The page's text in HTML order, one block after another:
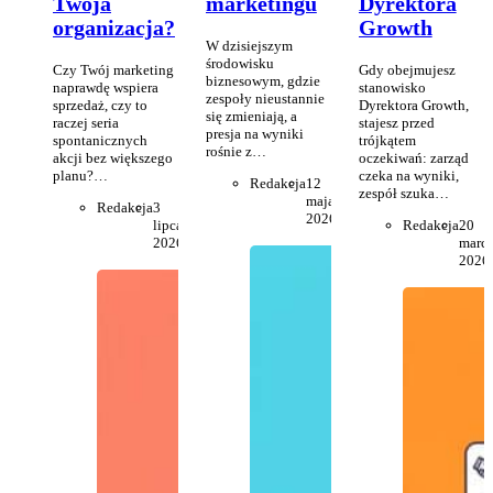
organizacja?
Czy Twój marketing
naprawdę wspiera
sprzedaż, czy to
raczej seria
spontanicznych
akcji bez większego
planu?…
Redakcja3
lipca
2026
W dzisiejszym
środowisku
biznesowym, gdzie
zespoły nieustannie
się zmieniają, a
presja na wyniki
rośnie z…
Redakcja12
maja
2026
Growth
Gdy obejmujesz
stanowisko
Dyrektora Growth,
stajesz przed
trójkątem
oczekiwań: zarząd
czeka na wyniki,
zespół szuka…
Redakcja20
marca
2026